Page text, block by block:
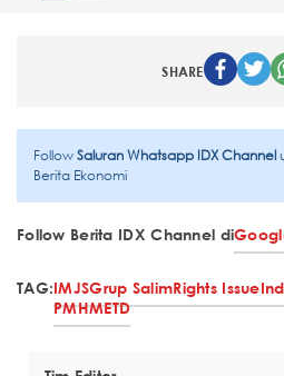
SHARE
FollowSaluran Whatsapp IDX Channel
Berita Ekonomi
Follow Berita IDX Channel di
TAG:IMJSGrup SalimRights Issue
PMHMETD